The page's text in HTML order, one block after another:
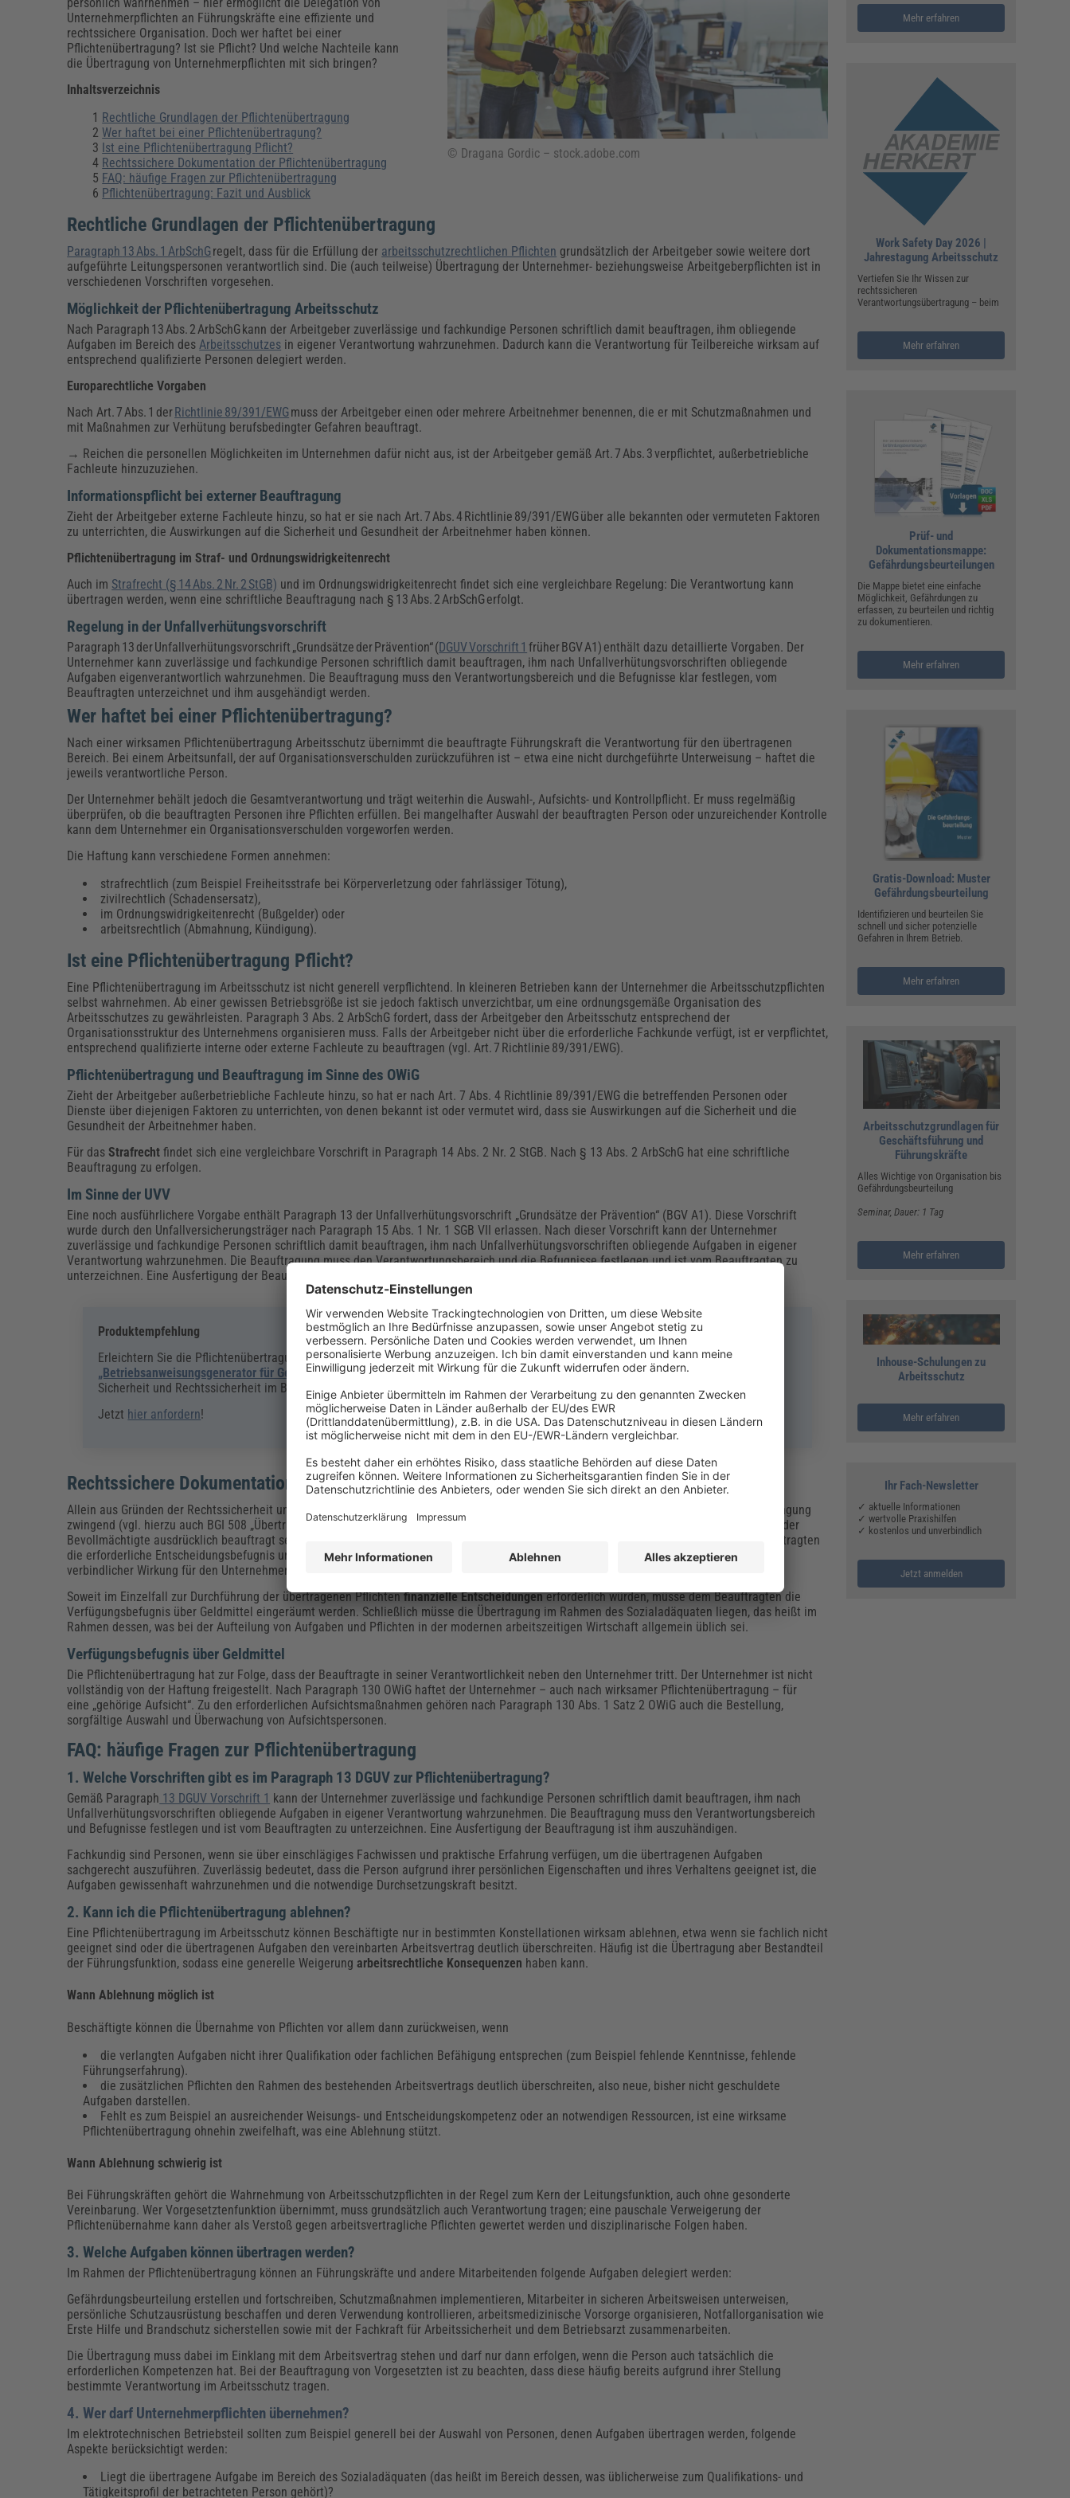
Energie & Umwelt
Führung & Management
Gesundheit & Pflege
Kommunales
Fachpublikationen & Arbeitshilfen
Hausmeister & Haustechnik
Grünflächen
Recht, Sicherheit & Ordnung
Vergaberecht
Verkehrsrecht
Weiterbildungen (AKADEMIE HERKERT)
Künstliche Intelligenz
Weiterbildungen (AKADEMIE HERKERT)
Personalmanagement
Fachpublikationen & Arbeitshilfen
Weiterbildungen (AKADEMIE HERKERT)
Weiterbildungen (AKADEMIE HERKERT)
Reisekosten & Finanzen
Zoll und Export
Fachpublikationen & Arbeitshilfen
Zollabwicklung & Exportabwicklung Zollverfahren & Zollvorschriften
Weiterbildungen (AKADEMIE HERKERT)
Zoll & Export
© Dragana Gordic – stock.adobe.com
Unternehmerpflichten an Führungskräfte eine effiziente und
rechtssichere Organisation. Doch wer haftet bei einer
Pflichtenübertragung? Ist sie Pflicht? Und welche Nachteile kann
die Übertragung von Unternehmerpflichten mit sich bringen?
Inhaltsverzeichnis
Rechtliche Grundlagen der Pflichtenübertragung
Wer haftet bei einer Pflichtenübertragung?
Ist eine Pflichtenübertragung Pflicht?
Rechtssichere Dokumentation der Pflichtenübertragung
FAQ: häufige Fragen zur Pflichtenübertragung
Pflichtenübertragung: Fazit und Ausblick
Rechtliche Grundlagen der Pflichtenübertragung
Paragraph 13 Abs. 1 ArbSchGregelt, dass für die Erfüllung der arbeitsschutzrechtlichen Pflichten grundsätzlich der Arbeitgeber sowie weitere dort
aufgeführte Leitungspersonen verantwortlich sind. Die (auch teilweise) Übertragung der Unternehmer- beziehungsweise Arbeitgeberpflichten ist in
verschiedenen Vorschriften vorgesehen.
Möglichkeit der Pflichtenübertragung Arbeitsschutz
Nach Paragraph 13 Abs. 2 ArbSchG kann der Arbeitgeber zuverlässige und fachkundige Personen schriftlich damit beauftragen, ihm obliegende
Aufgaben im Bereich des Arbeitsschutzes in eigener Verantwortung wahrzunehmen. Dadurch kann die Verantwortung für Teilbereiche wirksam auf
entsprechend qualifizierte Personen delegiert werden.
Europarechtliche Vorgaben
Nach Art. 7 Abs. 1 derRichtlinie 89/391/EWGmuss der Arbeitgeber einen oder mehrere Arbeitnehmer benennen, die er mit Schutzmaßnahmen und
mit Maßnahmen zur Verhütung berufsbedingter Gefahren beauftragt.
→ Reichen die personellen Möglichkeiten im Unternehmen dafür nicht aus, ist der Arbeitgeber gemäß Art. 7 Abs. 3 verpflichtet, außerbetriebliche
Fachleute hinzuzuziehen.
Informationspflicht bei externer Beauftragung
Zieht der Arbeitgeber externe Fachleute hinzu, so hat er sie nach Art. 7 Abs. 4 Richtlinie 89/391/EWG über alle bekannten oder vermuteten Faktoren
zu unterrichten, die Auswirkungen auf die Sicherheit und Gesundheit der Arbeitnehmer haben können.
Pflichtenübertragung im Straf- und Ordnungswidrigkeitenrecht
Auch im Strafrecht (§ 14 Abs. 2 Nr. 2 StGB) und im Ordnungswidrigkeitenrecht findet sich eine vergleichbare Regelung: Die Verantwortung kann
übertragen werden, wenn eine schriftliche Beauftragung nach § 13 Abs. 2 ArbSchG erfolgt.
Regelung in der Unfallverhütungsvorschrift
Paragraph 13 der Unfallverhütungsvorschrift „Grundsätze der Prävention“ (DGUV Vorschrift 1 früher BGV A1) enthält dazu detaillierte Vorgaben. Der
Unternehmer kann zuverlässige und fachkundige Personen schriftlich damit beauftragen, ihm nach Unfallverhütungsvorschriften obliegende
Aufgaben eigenverantwortlich wahrzunehmen. Die Beauftragung muss den Verantwortungsbereich und die Befugnisse klar festlegen, vom
Beauftragten unterzeichnet und ihm ausgehändigt werden.
Wer haftet bei einer Pflichtenübertragung?
Nach einer wirksamen Pflichtenübertragung Arbeitsschutz übernimmt die beauftragte Führungskraft die Verantwortung für den übertragenen
Bereich. Bei einem Arbeitsunfall, der auf Organisationsverschulden zurückzuführen ist – etwa eine nicht durchgeführte Unterweisung – haftet die
jeweils verantwortliche Person.
Der Unternehmer behält jedoch die Gesamtverantwortung und trägt weiterhin die Auswahl-, Aufsichts- und Kontrollpflicht. Er muss regelmäßig
überprüfen, ob die beauftragten Personen ihre Pflichten erfüllen. Bei mangelhafter Auswahl der beauftragten Person oder unzureichender Kontrolle
kann dem Unternehmer ein Organisationsverschulden vorgeworfen werden.
Die Haftung kann verschiedene Formen annehmen:
strafrechtlich (zum Beispiel Freiheitsstrafe bei Körperverletzung oder fahrlässiger Tötung),
zivilrechtlich (Schadensersatz),
im Ordnungswidrigkeitenrecht (Bußgelder) oder
arbeitsrechtlich (Abmahnung, Kündigung).
Ist eine Pflichtenübertragung Pflicht?
Eine Pflichtenübertragung im Arbeitsschutz ist nicht generell verpflichtend. In kleineren Betrieben kann der Unternehmer die Arbeitsschutzpflichten
selbst wahrnehmen. Ab einer gewissen Betriebsgröße ist sie jedoch faktisch unverzichtbar, um eine ordnungsgemäße Organisation des
Arbeitsschutzes zu gewährleisten. Paragraph 3 Abs. 2 ArbSchG fordert, dass der Arbeitgeber den Arbeitsschutz entsprechend der
Organisationsstruktur des Unternehmens organisieren muss. Falls der Arbeitgeber nicht über die erforderliche Fachkunde verfügt, ist er verpflichtet,
entsprechend qualifizierte interne oder externe Fachleute zu beauftragen (vgl. Art. 7 Richtlinie 89/391/EWG).
Pflichtenübertragung und Beauftragung im Sinne des OWiG
Zieht der Arbeitgeber außerbetriebliche Fachleute hinzu, so hat er nach Art. 7 Abs. 4 Richtlinie 89/391/EWG die betreffenden Personen oder
Dienste über diejenigen Faktoren zu unterrichten, von denen bekannt ist oder vermutet wird, dass sie Auswirkungen auf die Sicherheit und die
Gesundheit der Arbeitnehmer haben.
Für dasStrafrechtfindet sich eine vergleichbare Vorschrift in Paragraph 14 Abs. 2 Nr. 2 StGB. Nach § 13 Abs. 2 ArbSchG hat eine schriftliche
Beauftragung zu erfolgen.
Im Sinne der UVV
Eine noch ausführlichere Vorgabe enthält Paragraph 13 der Unfallverhütungsvorschrift „Grundsätze der Prävention“ (BGV A1). Diese Vorschrift
wurde durch den Unfallversicherungsträger nach Paragraph 15 Abs. 1 Nr. 1 SGB VII erlassen. Nach dieser Vorschrift kann der Unternehmer
zuverlässige und fachkundige Personen schriftlich damit beauftragen, ihm nach Unfallverhütungsvorschriften obliegende Aufgaben in eigener
Verantwortung wahrzunehmen. Die Beauftragung muss den Verantwortungsbereich und die Befugnisse festlegen und ist vom Beauftragten zu
unterzeichnen. Eine Ausfertigung der Beauftragung ist ihm auszuhändigen.
Produktempfehlung
Erleichtern Sie die Pflichtenübertragung im Gefahrstoffmanagement mit klaren, rechtssicheren Betriebsanweisungen. Mit dem
„Betriebsanweisungsgenerator für Gefahrstoffe“erstellen Sie umfassende Anweisungen schnell, normgerecht und digital – für mehr
Sicherheit und Rechtssicherheit im Betrieb.
Jetzt hier anfordern!
Rechtssichere Dokumentation der Pflichtenübertragung
Allein aus Gründen der Rechtssicherheit und Dokumentation der Pflichtenübertragung ist die vorgenannte ausführliche schriftliche Beauftragung
zwingend (vgl. hierzu auch BGI 508 „Übertragung von Unternehmerpflichten“). Aus der Formulierung in Paragraph 9 Abs. 2 Nr. 2 OWiG, dass der
Bevollmächtigte ausdrücklich beauftragt sein soll, in eigener Verantwortung Aufgaben wahrzunehmen, folge nach BGI 508, dass dem Beauftragten
die erforderliche Entscheidungsbefugnis und Vollmacht eingeräumt werden müsse, in dem übertragenen Pflichtenrahmen selbstständig mit
verbindlicher Wirkung für den Unternehmer zu handeln.
Soweit im Einzelfall zur Durchführung der übertragenen Pflichtenfinanzielle Entscheidungenerforderlich würden, müsse dem Beauftragten die
Verfügungsbefugnis über Geldmittel eingeräumt werden. Schließlich müsse die Übertragung im Rahmen des Sozialadäquaten liegen, das heißt im
Rahmen dessen, was bei der Aufteilung von Aufgaben und Pflichten in der modernen arbeitszeitigen Wirtschaft allgemein üblich sei.
Verfügungsbefugnis über Geldmittel
Die Pflichtenübertragung hat zur Folge, dass der Beauftragte in seiner Verantwortlichkeit neben den Unternehmer tritt. Der Unternehmer ist nicht
vollständig von der Haftung freigestellt. Nach Paragraph 130 OWiG haftet der Unternehmer – auch nach wirksamer Pflichtenübertragung – für
eine „gehörige Aufsicht“. Zu den erforderlichen Aufsichtsmaßnahmen gehören nach Paragraph 130 Abs. 1 Satz 2 OWiG auch die Bestellung,
sorgfältige Auswahl und Überwachung von Aufsichtspersonen.
FAQ: häufige Fragen zur Pflichtenübertragung
1. Welche Vorschriften gibt es im Paragraph 13 DGUV zur Pflichtenübertragung?
Gemäß Paragraph 13 DGUV Vorschrift 1 kann der Unternehmer zuverlässige und fachkundige Personen schriftlich damit beauftragen, ihm nach
Unfallverhütungsvorschriften obliegende Aufgaben in eigener Verantwortung wahrzunehmen. Die Beauftragung muss den Verantwortungsbereich
und Befugnisse festlegen und ist vom Beauftragten zu unterzeichnen. Eine Ausfertigung der Beauftragung ist ihm auszuhändigen.
Fachkundig sind Personen, wenn sie über einschlägiges Fachwissen und praktische Erfahrung verfügen, um die übertragenen Aufgaben
sachgerecht auszuführen. Zuverlässig bedeutet, dass die Person aufgrund ihrer persönlichen Eigenschaften und ihres Verhaltens geeignet ist, die
Aufgaben gewissenhaft wahrzunehmen und die notwendige Durchsetzungskraft besitzt.
2. Kann ich die Pflichtenübertragung ablehnen?
Eine Pflichtenübertragung im Arbeitsschutz können Beschäftigte nur in bestimmten Konstellationen wirksam ablehnen, etwa wenn sie fachlich nicht
geeignet sind oder die übertragenen Aufgaben den vereinbarten Arbeitsvertrag deutlich überschreiten. Häufig ist die Übertragung aber Bestandteil
der Führungsfunktion, sodass eine generelle Weigerungarbeitsrechtliche Konsequenzen haben kann.
Wann Ablehnung möglich ist
Beschäftigte können die Übernahme von Pflichten vor allem dann zurückweisen, wenn
die verlangten Aufgaben nicht ihrer Qualifikation oder fachlichen Befähigung entsprechen (zum Beispiel fehlende Kenntnisse, fehlende
Führungserfahrung).
die zusätzlichen Pflichten den Rahmen des bestehenden Arbeitsvertrags deutlich überschreiten, also neue, bisher nicht geschuldete
Aufgaben darstellen.
Fehlt es zum Beispiel an ausreichender Weisungs‑ und Entscheidungskompetenz oder an notwendigen Ressourcen, ist eine wirksame
Pflichtenübertragung ohnehin zweifelhaft, was eine Ablehnung stützt.
Wann Ablehnung schwierig ist
Bei Führungskräften gehört die Wahrnehmung von Arbeitsschutzpflichten in der Regel zum Kern der Leitungsfunktion, auch ohne gesonderte
Vereinbarung. Wer Vorgesetztenfunktion übernimmt, muss grundsätzlich auch Verantwortung tragen; eine pauschale Verweigerung der
Pflichtenübernahme kann daher als Verstoß gegen arbeitsvertragliche Pflichten gewertet werden und disziplinarische Folgen haben.
3. Welche Aufgaben können übertragen werden?
Im Rahmen der Pflichtenübertragung können an Führungskräfte und andere Mitarbeitenden folgende Aufgaben delegiert werden:
Gefährdungsbeurteilung erstellen und fortschreiben, Schutzmaßnahmen implementieren, Mitarbeiter in sicheren Arbeitsweisen unterweisen,
persönliche Schutzausrüstung beschaffen und deren Verwendung kontrollieren, arbeitsmedizinische Vorsorge organisieren, Notfallorganisation wie
Erste Hilfe und Brandschutz sicherstellen sowie mit der Fachkraft für Arbeitssicherheit und dem Betriebsarzt zusammenarbeiten.
Die Übertragung muss dabei im Einklang mit dem Arbeitsvertrag stehen und darf nur dann erfolgen, wenn die Person auch tatsächlich die
erforderlichen Kompetenzen hat. Bei der Beauftragung von Vorgesetzten ist zu beachten, dass diese häufig bereits aufgrund ihrer Stellung
bestimmte Verantwortung im Arbeitsschutz tragen.
4. Wer darf Unternehmerpflichten übernehmen?
Im elektrotechnischen Betriebsteil sollten zum Beispiel generell bei der Auswahl von Personen, denen Aufgaben übertragen werden, folgende
Aspekte berücksichtigt werden:
Liegt die übertragene Aufgabe im Bereich des Sozialadäquaten (das heißt im Bereich dessen, was üblicherweise zum Qualifikations- und
Tätigkeitsprofil der betrachteten Person gehört)?
Mehr erfahren
Work Safety Day 2026 |
Jahrestagung Arbeitsschutz
Vertiefen Sie Ihr Wissen zur
rechtssicheren
Verantwortungsübertragung – beim
Mehr erfahren
Prüf- und
Dokumentationsmappe:
Gefährdungsbeurteilungen
Die Mappe bietet eine einfache
Möglichkeit, Gefährdungen zu
erfassen, zu beurteilen und richtig
zu dokumentieren.
Mehr erfahren
Gratis-Download: Muster
Gefährdungsbeurteilung
Identifizieren und beurteilen Sie
schnell und sicher potenzielle
Gefahren in Ihrem Betrieb.
Mehr erfahren
Arbeitsschutzgrundlagen für
Geschäftsführung und
Führungskräfte
Alles Wichtige von Organisation bis
Gefährdungsbeurteilung
Seminar, Dauer: 1 Tag
Mehr erfahren
Inhouse-Schulungen zu
Arbeitsschutz
Mehr erfahren
Ihr Fach-Newsletter
✓ aktuelle Informationen
✓ wertvolle Praxishilfen
✓ kostenlos und unverbindlich
Jetzt anmelden